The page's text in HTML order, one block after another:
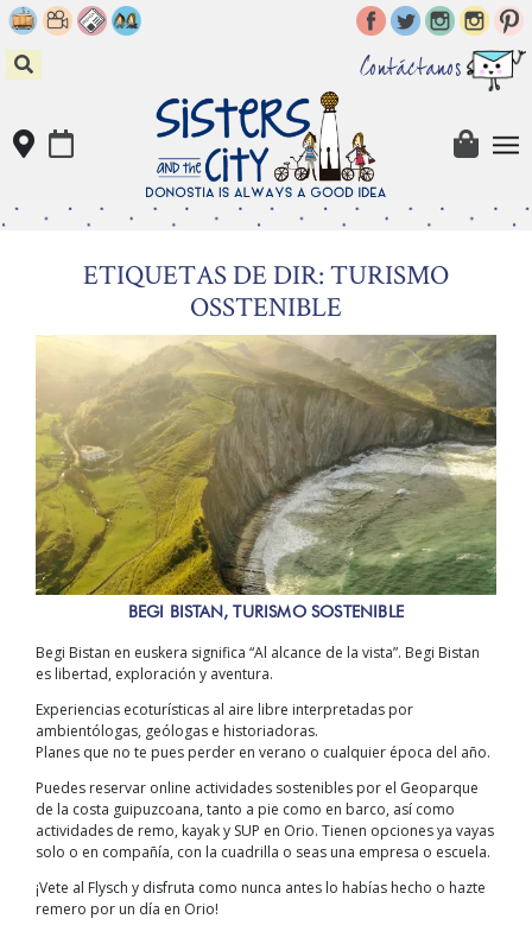
Skip
to
content
Contáctanos
ETIQUETAS DE DIR: TURISMO
OSSTENIBLE
BEGI BISTAN, TURISMO SOSTENIBLE
Begi Bistan en euskera significa “Al alcance de la vista”. Begi Bistan
es libertad, exploración y aventura.
Experiencias ecoturísticas al aire libre interpretadas por
ambientólogas, geólogas e historiadoras.
Planes que no te pues perder en verano o cualquier época del año.
Puedes reservar online actividades sostenibles por el Geoparque
de la costa guipuzcoana, tanto a pie como en barco, así como
actividades de remo, kayak y SUP en Orio. Tienen opciones ya vayas
solo o en compañía, con la cuadrilla o seas una empresa o escuela.
¡Vete al Flysch y disfruta como nunca antes lo habías hecho o hazte
remero por un día en Orio!